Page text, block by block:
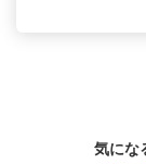
気にな